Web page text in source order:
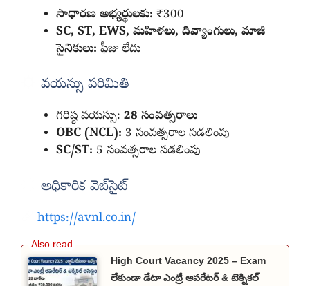
సాధారణ అభ్యర్థులకు: ₹300
SC, ST, EWS, మహిళలు, దివ్యాంగులు, మాజీ
సైనికులు: ఫీజు లేదు
వయస్సు పరిమితి
గరిష్ఠ వయస్సు: 28 సంవత్సరాలు
OBC (NCL): 3 సంవత్సరాల సడలింపు
SC/ST: 5 సంవత్సరాల సడలింపు
అధికారిక వెబ్‌సైట్
https://avnl.co.in/
High Court Vacancy 2025 – Exam
లేకుండా డేటా ఎంట్రీ ఆపరేటర్ & టెక్నికల్